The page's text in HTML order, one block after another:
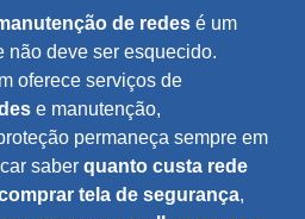
de redes é um
não deve ser esquecido.
oferece serviços de
e manutenção,
permaneça sempre em
saber quanto custa rede
tela de segurança,